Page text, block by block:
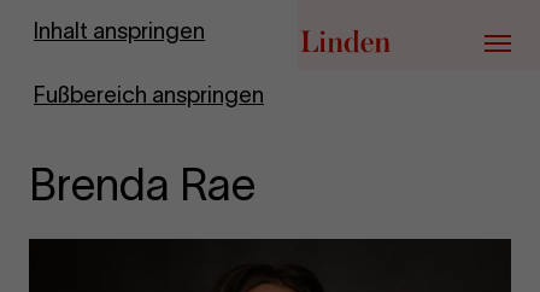
Inhalt anspringen
Fußbereich anspringen
Zur Startseite
Menü
Brenda Rae